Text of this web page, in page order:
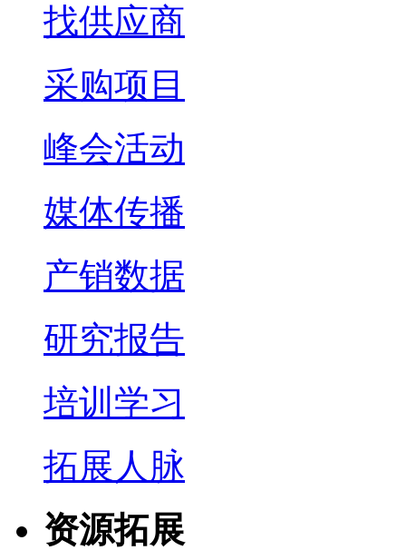
找供应商
采购项目
峰会活动
媒体传播
产销数据
研究报告
培训学习
拓展人脉
资源拓展